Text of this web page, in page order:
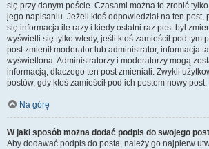
się przy danym poście. Czasami można to zrobić
jego napisaniu. Jeżeli ktoś odpowiedział na ten post,
się informacja ile razy i kiedy ostatni raz post był
wyświetli się tylko wtedy, jeśli ktoś zamieścił pod tym
post zmienił moderator lub administrator, informacja
wyświetlona. Administratorzy i moderatorzy mogą
informacją, dlaczego ten post zmieniali. Zwykli
postów, gdy ktoś zamieścił pod ich postem nowy post.
Na górę
W jaki sposób można dodać podpis do swojego
Aby dodawać podpis do posta, należy go najpierw